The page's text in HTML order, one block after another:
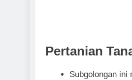
Pertanian
Subgolongan ini